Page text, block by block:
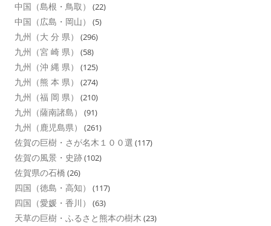
中国（島根・鳥取） (22)
中国（広島・岡山） (5)
九州（大 分 県） (296)
九州（宮 崎 県） (58)
九州（沖 縄 県） (125)
九州（熊 本 県） (274)
九州（福 岡 県） (210)
九州（薩南諸島） (91)
九州（鹿児島県） (261)
佐賀の巨樹・さが名木１００選 (117)
佐賀の風景・史跡(102)
佐賀県の石橋 (26)
四国（徳島・高知） (117)
四国（愛媛・香川） (63)
天草の巨樹・ふるさと熊本の樹木 (23)